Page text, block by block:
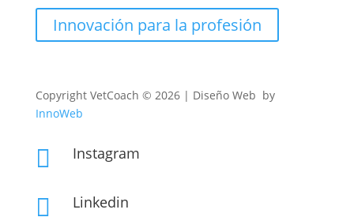
Innovación para la profesión
CopyrightVetCoach © 2026 | Diseño Web by
InnoWeb
 Instagram
 Linkedin